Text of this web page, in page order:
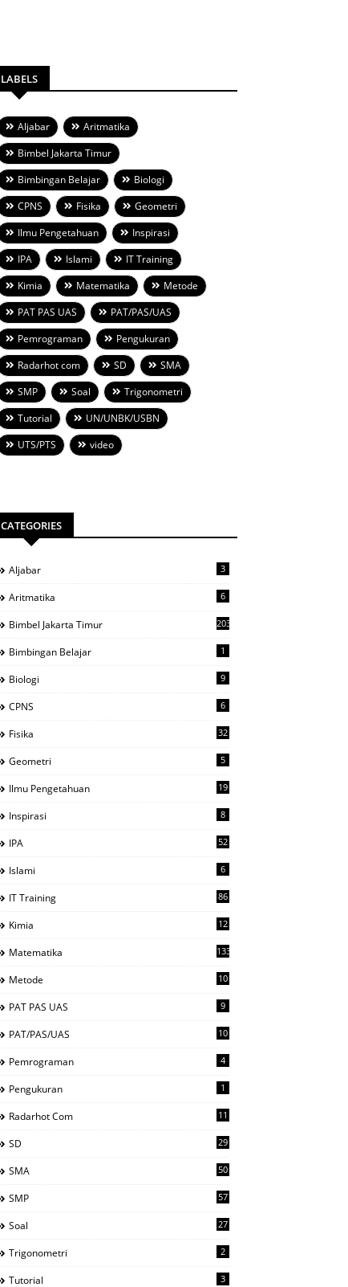
LABELS
Aljabar
Aritmatika
Bimbel Jakarta Timur
Bimbingan Belajar
Biologi
CPNS
Fisika
Geometri
Ilmu Pengetahuan
Inspirasi
IPA
Islami
IT Training
Kimia
Matematika
Metode
PAT PAS UAS
PAT/PAS/UAS
Pemrograman
Pengukuran
Radarhot com
SD
SMA
SMP
Soal
Trigonometri
Tutorial
UN/UNBK/USBN
UTS/PTS
video
CATEGORIES
Aljabar 3
Aritmatika 6
Bimbel Jakarta Timur 203
Bimbingan Belajar 1
Biologi 9
CPNS 6
Fisika 32
Geometri 5
Ilmu Pengetahuan 19
Inspirasi 8
IPA 52
Islami 6
IT Training 86
Kimia 12
Matematika 133
Metode 10
PAT PAS UAS 9
PAT/PAS/UAS 10
Pemrograman 4
Pengukuran 1
Radarhot Com 11
SD 29
SMA 50
SMP 57
Soal 27
Trigonometri 2
Tutorial 3